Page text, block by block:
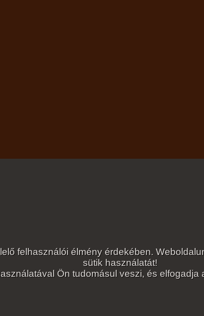
felhasználói élmény érdekében.
sütik használatát!
Ön tudomásul veszi, és elfogadja